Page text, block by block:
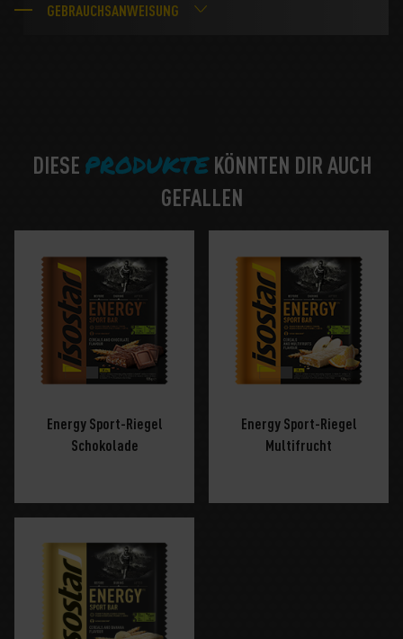
GEBRAUCHSANWEISUNG
DIESE PRODUKTEKÖNNTEN DIR AUCH
GEFALLEN
Energy Sport-Riegel
Schokolade
Energy Sport-Riegel
Multifrucht